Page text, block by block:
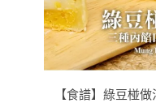
【食譜】綠豆椪